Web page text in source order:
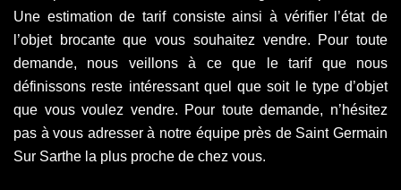
Une estimation de tarif consiste ainsi à vérifier l’état de
l’objet brocante que vous souhaitez vendre. Pour toute
demande, nous veillons à ce que le tarif que nous
définissons reste intéressant quel que soit le type d’objet
que vous voulez vendre. Pour toute demande, n’hésitez
pas à vous adresser à notre équipe près de Saint Germain
Sur Sarthe la plus proche de chez vous.